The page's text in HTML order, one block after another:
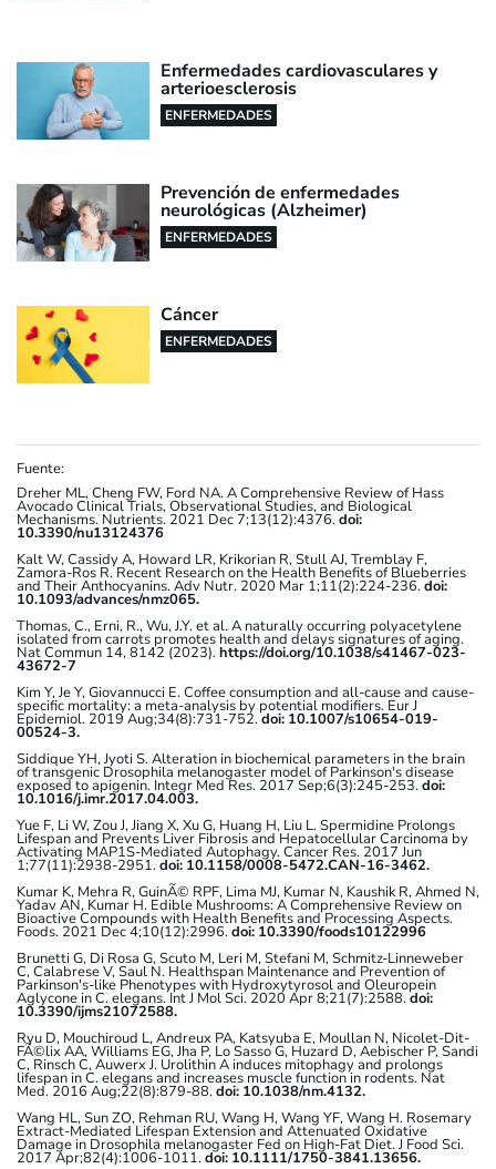
Enfermedades cardiovasculares y
arterioesclerosis
ENFERMEDADES
Prevención de enfermedades
neurológicas (Alzheimer)
ENFERMEDADES
Cáncer
ENFERMEDADES
Fuente:
Dreher ML, Cheng FW, Ford NA. A Comprehensive Review of Hass
Avocado Clinical Trials, Observational Studies, and Biological
Mechanisms. Nutrients. 2021 Dec 7;13(12):4376.doi:
10.3390/nu13124376
Kalt W, Cassidy A, Howard LR, Krikorian R, Stull AJ, Tremblay F,
Zamora-Ros R. Recent Research on the Health Benefits of Blueberries
and Their Anthocyanins. Adv Nutr. 2020 Mar 1;11(2):224-236.doi:
10.1093/advances/nmz065.
Thomas, C., Erni, R., Wu, J.Y. et al. A naturally occurring polyacetylene
isolated from carrots promotes health and delays signatures of aging.
Nat Commun 14, 8142 (2023).https://doi.org/10.1038/s41467-023-
43672-7
Kim Y, Je Y, Giovannucci E. Coffee consumption and all-cause and cause-
specific mortality: a meta-analysis by potential modifiers. Eur J
Epidemiol. 2019 Aug;34(8):731-752.doi: 10.1007/s10654-019-
00524-3.
Siddique YH, Jyoti S. Alteration in biochemical parameters in the brain
of transgenic Drosophila melanogaster model of Parkinson's disease
exposed to apigenin. Integr Med Res. 2017 Sep;6(3):245-253.doi:
10.1016/j.imr.2017.04.003.
Yue F, Li W, Zou J, Jiang X, Xu G, Huang H, Liu L. Spermidine Prolongs
Lifespan and Prevents Liver Fibrosis and Hepatocellular Carcinoma by
Activating MAP1S-Mediated Autophagy. Cancer Res. 2017 Jun
1;77(11):2938-2951.doi: 10.1158/0008-5472.CAN-16-3462.
Kumar K, Mehra R, GuinÃ© RPF, Lima MJ, Kumar N, Kaushik R, Ahmed N,
Yadav AN, Kumar H. Edible Mushrooms: A Comprehensive Review on
Bioactive Compounds with Health Benefits and Processing Aspects.
Foods. 2021 Dec 4;10(12):2996.doi: 10.3390/foods10122996
Brunetti G, Di Rosa G, Scuto M, Leri M, Stefani M, Schmitz-Linneweber
C, Calabrese V, Saul N. Healthspan Maintenance and Prevention of
Parkinson's-like Phenotypes with Hydroxytyrosol and Oleuropein
Aglycone in C. elegans. Int J Mol Sci. 2020 Apr 8;21(7):2588.doi:
10.3390/ijms21072588.
Ryu D, Mouchiroud L, Andreux PA, Katsyuba E, Moullan N, Nicolet-Dit-
FÃ©lix AA, Williams EG, Jha P, Lo Sasso G, Huzard D, Aebischer P, Sandi
C, Rinsch C, Auwerx J. Urolithin A induces mitophagy and prolongs
lifespan in C. elegans and increases muscle function in rodents. Nat
Med. 2016 Aug;22(8):879-88.doi: 10.1038/nm.4132.
Wang HL, Sun ZO, Rehman RU, Wang H, Wang YF, Wang H. Rosemary
Extract-Mediated Lifespan Extension and Attenuated Oxidative
Damage in Drosophila melanogaster Fed on High-Fat Diet. J Food Sci.
2017 Apr;82(4):1006-1011.doi: 10.1111/1750-3841.13656.